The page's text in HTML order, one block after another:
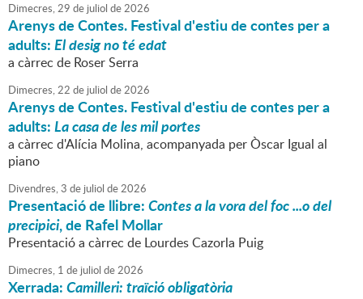
Dimecres,29 de juliol de2026
Arenys de Contes. Festival d'estiu de contes per a
adults:El desig no té edat
a càrrec de Roser Serra
Dimecres,22 de juliol de2026
Arenys de Contes. Festival d'estiu de contes per a
adults:La casa de les mil portes
a càrrec d'Alícia Molina, acompanyada per Òscar Igual al
piano
Divendres,3 de juliol de2026
Presentació de llibre:Contes a la vora del foc ...o del
precipici, de Rafel Mollar
Presentació a càrrec de Lourdes Cazorla Puig
Dimecres, 1 de juliol de2026
Xerrada:Camilleri: traïció obligatòria